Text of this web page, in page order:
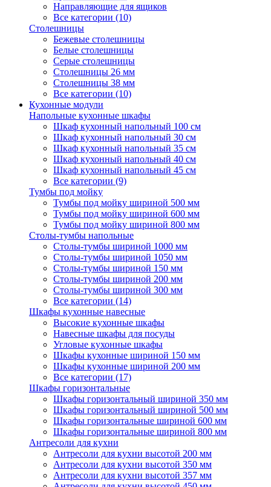
Направляющие для ящиков
Все категории (10)
Столешницы
Бежевые столешницы
Белые столешницы
Серые столешницы
Столешницы 26 мм
Столешницы 38 мм
Все категории (10)
Кухонные модули
Напольные кухонные шкафы
Шкаф кухонный напольный 100 см
Шкаф кухонный напольный 30 см
Шкаф кухонный напольный 35 см
Шкаф кухонный напольный 40 см
Шкаф кухонный напольный 45 см
Все категории (9)
Тумбы под мойку
Тумбы под мойку шириной 500 мм
Тумбы под мойку шириной 600 мм
Тумбы под мойку шириной 800 мм
Столы-тумбы напольные
Столы-тумбы шириной 1000 мм
Столы-тумбы шириной 1050 мм
Столы-тумбы шириной 150 мм
Столы-тумбы шириной 200 мм
Столы-тумбы шириной 300 мм
Все категории (14)
Шкафы кухонные навесные
Высокие кухонные шкафы
Навесные шкафы для посуды
Угловые кухонные шкафы
Шкафы кухонные шириной 150 мм
Шкафы кухонные шириной 200 мм
Все категории (17)
Шкафы горизонтальные
Шкафы горизонтальный шириной 350 мм
Шкафы горизонтальный шириной 500 мм
Шкафы горизонтальные шириной 600 мм
Шкафы горизонтальные шириной 800 мм
Антресоли для кухни
Антресоли для кухни высотой 200 мм
Антресоли для кухни высотой 350 мм
Антресоли для кухни высотой 357 мм